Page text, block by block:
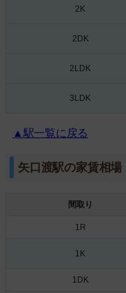
2K
2DK
2LDK
3LDK
▲駅一覧に戻る
矢口渡駅の家賃相場
間取り
1R
1K
1DK